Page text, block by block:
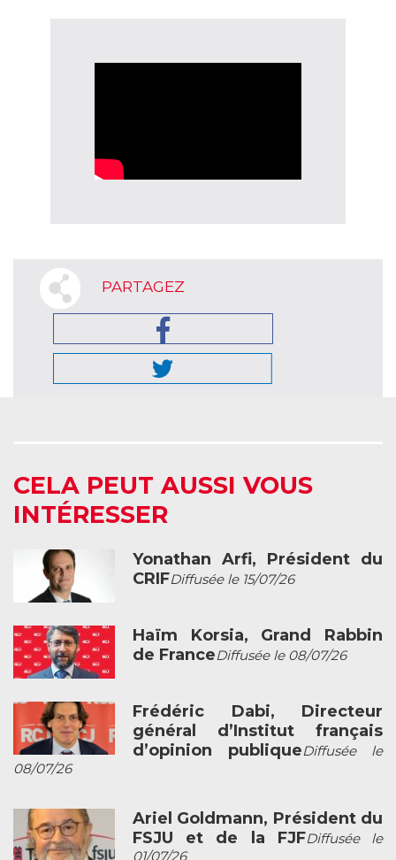
PARTAGEZ
CELA PEUT AUSSI VOUS
INTÉRESSER
Yonathan Arfi, Président du
CRIFDiffusée le 15/07/26
Haïm Korsia, Grand Rabbin
de FranceDiffusée le 08/07/26
Frédéric Dabi, Directeur
général d’Institut français
d’opinion publiqueDiffusée le
08/07/26
Ariel Goldmann, Président du
FSJU et de la FJFDiffusée le
01/07/26